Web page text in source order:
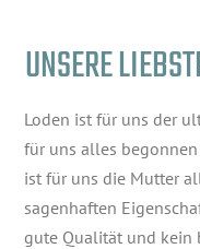
UNSERE
Loden ist für uns der
für uns alles
ist für uns die Mutter
sagenhaften
gute Qualität und